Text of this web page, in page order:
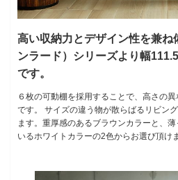
高い収納力とデザイン性を兼
ンラード）シリーズより幅
です。
６枚の可動棚を採用することで、高さの
です。 サイズの違う物が散らばるリビン
ます。重厚感のあるブラウンカラーと、
いるホワイトカラーの2色からお選び頂け